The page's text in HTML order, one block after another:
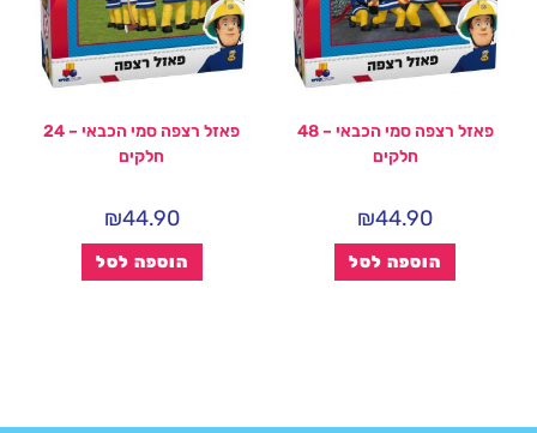
פאזל רצפה סמי הכבאי – 48
חלקים
₪44.90
הוספה לסל
פאזל רצפה סמי הכבאי – 24
חלקים
₪44.90
הוספה לסל